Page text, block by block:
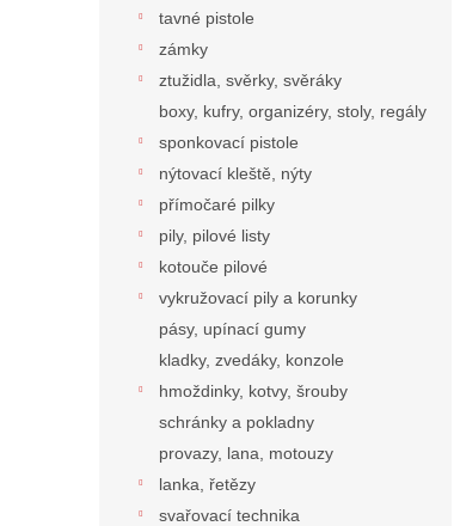
tavné pistole
zámky
ztužidla, svěrky, svěráky
boxy, kufry, organizéry, stoly, regály
sponkovací pistole
nýtovací kleště, nýty
přímočaré pilky
pily, pilové listy
kotouče pilové
vykružovací pily a korunky
pásy, upínací gumy
kladky, zvedáky, konzole
hmoždinky, kotvy, šrouby
schránky a pokladny
provazy, lana, motouzy
lanka, řetězy
svařovací technika